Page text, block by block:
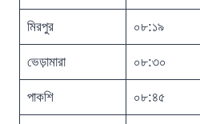
মিরপুর ০৮:১৯
ভেড়ামারা ০৮:৩০
পাকশি ০৮:৪৫